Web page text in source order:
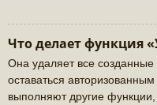
Что делает функция
Она удаляет все
оставаться
выполняют другие функции,